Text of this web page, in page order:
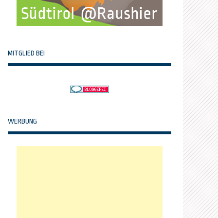
MITGLIED BEI
WERBUNG